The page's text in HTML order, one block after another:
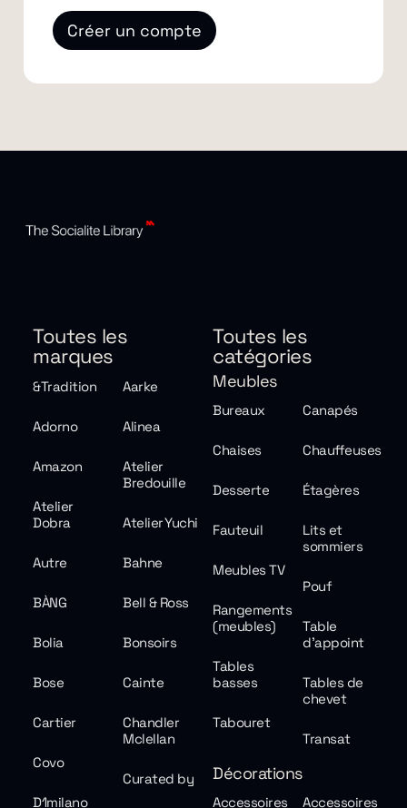
Créer un compte
Toutes les
marques
&Tradition Aarke
Adorno Alinea
Amazon
Atelier
Bredouille
Atelier
Dobra
Atelier Yuchi
Autre Bahne
BÀNG Bell & Ross
Bolia Bonsoirs
Bose Cainte
Cartier
Chandler
Mclellan
Covo
Curated by
D1milano
Toutes les
catégories
Meubles
Bureaux Canapés
Chaises Chauffeuses
Desserte Étagères
Fauteuil
Lits et
sommiers
Meubles TV
Pouf
Rangements
(meubles)
Table
d'appoint
Tables
basses
Tables de
chevet
Tabouret
Transat
Décorations
Accessoires Accessoires